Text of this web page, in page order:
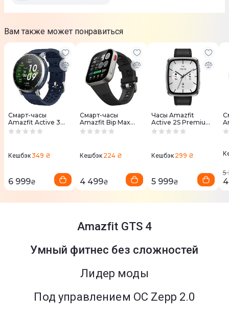
Вам также может понравиться
Смарт-часы
Amazfit Active 3
Premium
Кешбэк349 ₴
6 999₴
Смарт-часы
Amazfit Bip Max
Серебристые Silver
Кешбэк 224 ₴
4 499₴
Часы Amazfit
Active 2S Premium
W2440GL3N
Кешбэк 299 ₴
5 999₴
5
Amazfit GTS 4
Умный фитнес без сложностей
Лидер моды
Под управлением ОС Zepp 2.0